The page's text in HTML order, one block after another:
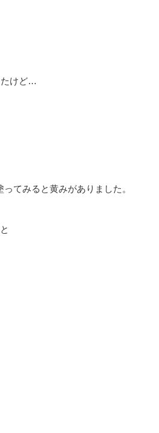
たけど…
てみると黄みがありました。